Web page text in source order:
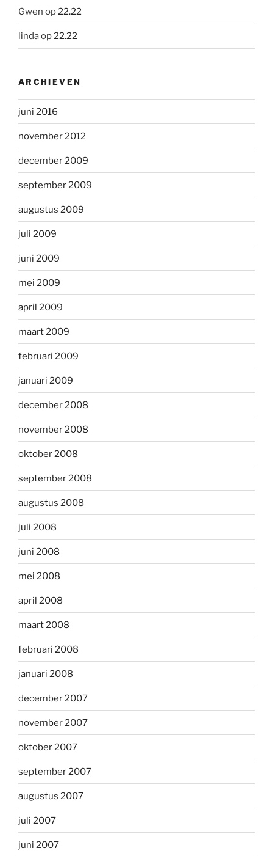
Gwen op22.22
lindaop22.22
ARCHIEVEN
juni 2016
november 2012
december 2009
september 2009
augustus 2009
juli 2009
juni 2009
mei 2009
april 2009
maart 2009
februari 2009
januari 2009
december 2008
november 2008
oktober 2008
september 2008
augustus 2008
juli 2008
juni 2008
mei 2008
april 2008
maart 2008
februari 2008
januari 2008
december 2007
november 2007
oktober 2007
september 2007
augustus 2007
juli 2007
juni 2007